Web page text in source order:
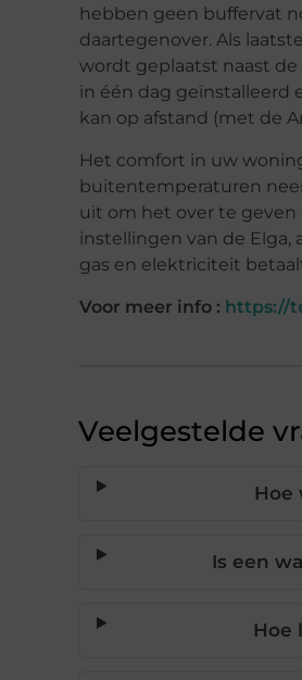
hebben geen buffervat
daartegenover. Als
wordt geplaatst naast de
in één dag geïnstalleerd
kan op afstand (met de
Het comfort in uw
buitentemperaturen
uit om het over te geven
instellingen van de
gas en elektriciteit
Voor meer info : https://
Veelgestelde
Hoe
Is een
Hoe